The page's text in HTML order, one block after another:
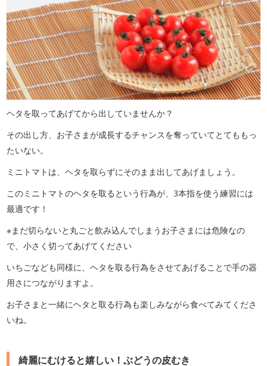
ヘタを取ってあげてから出していませんか？
その出し方、お子さまが成長するチャンスを奪っていてとてももっ
たいない。
ミニトマトは、ヘタを取らずにそのまま出してあげましょう。
このミニトマトのヘタを取るという行為が、3本指を使う練習には
最適です！
※まだ切らないと丸ごと飲み込んでしまうお子さまには危険なの
で、小さく切ってあげてください
いちごなども同様に、ヘタを取る行為をさせてあげることで手の器
用さにつながりますよ。
お子さまと一緒にヘタと取る行為も楽しみながら食べてみてくださ
いね。
綺麗にむけると嬉しい！ぶどうの皮むき